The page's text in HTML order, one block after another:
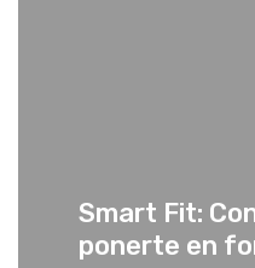
Smart Fit:
ponerte en